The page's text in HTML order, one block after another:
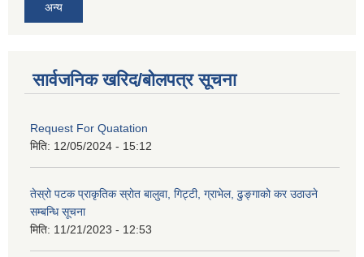
अन्य
सार्वजनिक खरिद/बोलपत्र सूचना
Request For Quatation
मिति: 12/05/2024 - 15:12
तेस्रो पटक प्राकृतिक स्रोत बालुवा, गिट्टी, ग्राभेल, ढुङ्गाको कर उठाउने
सम्बन्धि सूचना
मिति: 11/21/2023 - 12:53